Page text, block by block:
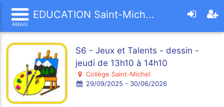
EDUCATION Saint-Mich...
S6 - Jeux et Talents - dessin -
jeudi de 13h10 à 14h10
Collège Saint-Michel
29/09/2025 - 30/06/2026